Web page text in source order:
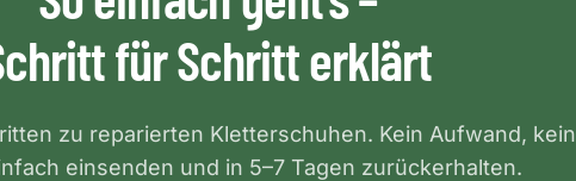
für Schritt erklärt
zu reparierten Kletterschuhen. Kein Aufwand, kein
einsenden und in 5–7 Tagen zurückerhalten.